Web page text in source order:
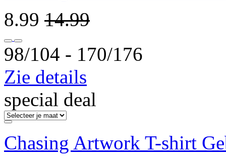
8.99 14.99
98/104 ‐ 170/176
Zie details
special deal
Chasing Artwork T-shirt